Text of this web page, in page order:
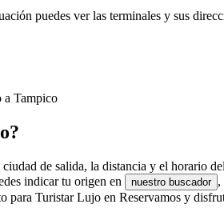
puedes ver las terminales y sus
a Tampico
de salida, la distancia y el horario
indicar tu origen en
nuestro buscador ,
para Turistar Lujo en Reservamos y